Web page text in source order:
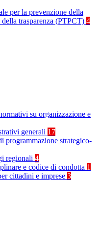
per la prevenzione della
trasparenza (PTPCT) 4
su organizzazione e
generali 17
programmazione strategico-
regionali 4
e codice di condotta 1
cittadini e imprese 3